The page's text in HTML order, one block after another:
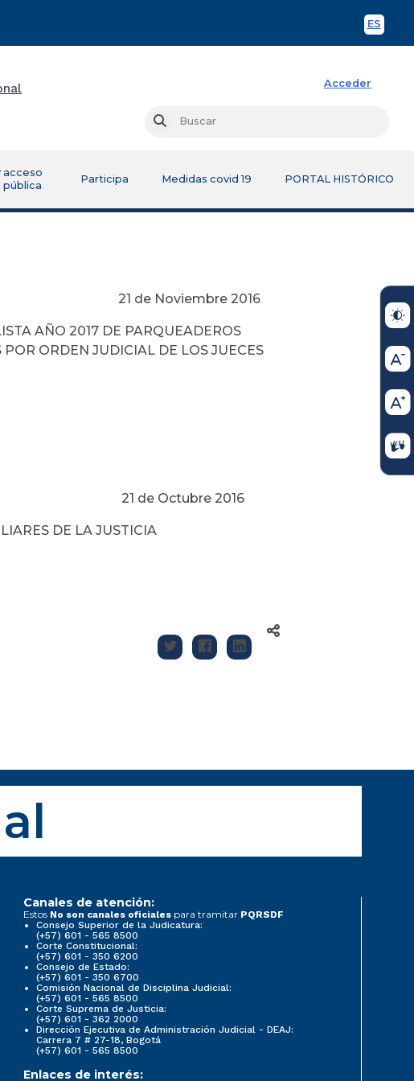
ES
Acceder
Buscar
acceso
pública
Participa Medidas covid 19 PORTAL HISTÓRICO
2016
AÑO 2017 DE PARQUEADEROS
ORDEN JUDICIAL DE LOS JUECES
2016
DE LA JUSTICIA
Canales de atención:
Estos No son canales oficiales para tramitar PQRSDF
Consejo Superior de la Judicatura:
(+57) 601 - 565 8500
Corte Constitucional:
(+57) 601 - 350 6200
Consejo de Estado:
(+57) 601 - 350 6700
Comisión Nacional de Disciplina Judicial:
(+57) 601 - 565 8500
Corte Suprema de Justicia:
(+57) 601 - 362 2000
Dirección Ejecutiva de Administración Judicial - DEAJ:
Carrera 7 # 27-18, Bogotá
(+57) 601 - 565 8500
Enlaces de interés: